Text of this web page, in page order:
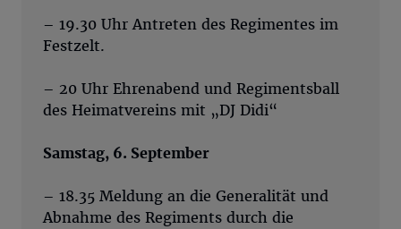
– 19.30 Uhr Antreten des Regimentes im
Festzelt.
– 20 Uhr Ehrenabend und Regimentsball
des Heimatvereins mit „DJ Didi“
Samstag, 6. September
– 18.35 Meldung an die Generalität und
Abnahme des Regiments durch die